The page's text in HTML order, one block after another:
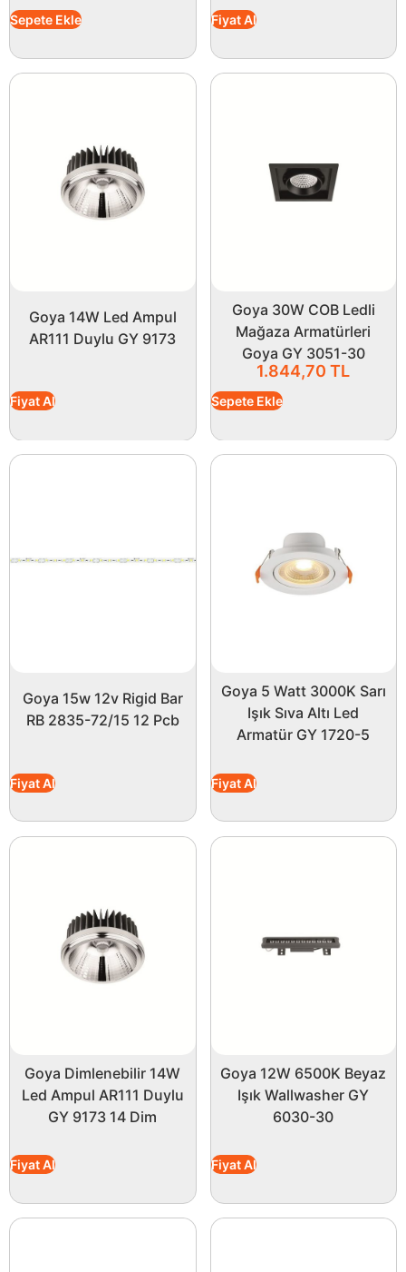
Sepete Ekle Fiyat Al
Goya 14W Led Ampul
AR111 Duylu GY 9173
Fiyat Al
Goya 30W COB Ledli
Mağaza Armatürleri
Goya GY 3051-30
1.844,70 TL
Sepete Ekle
Goya 15w 12v Rigid Bar
RB 2835-72/15 12 Pcb
Fiyat Al
Goya 5 Watt 3000K Sarı
Işık Sıva Altı Led
Armatür GY 1720-5
Fiyat Al
Goya Dimlenebilir 14W
Led Ampul AR111 Duylu
GY 9173 14 Dim
Fiyat Al
Goya 12W 6500K Beyaz
Işık Wallwasher GY
6030-30
Fiyat Al